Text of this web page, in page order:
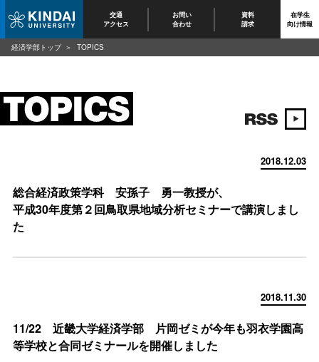
交通
アクセス
お問い
合わせ
資料
請求
在学生
向け情報
2018.12.03
総合経済政策学科 安孫子 勇一教授が、
平成30年度第２回鳥取県地域分析セミナーで講演しまし
た
2018.11.30
11/22 近畿大学経済学部 片岡ゼミが今年も羽衣学園高
等学校と合同ゼミナールを開催しました
経済学部トップ TOPICS